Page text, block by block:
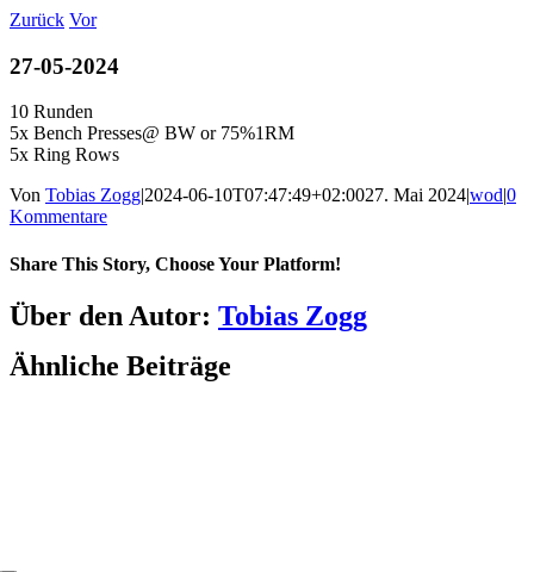
Zum
springen
Zurück Vor
27-05-2024
10 Runden
5x Bench Presses@ BW or 75%1RM
5x Ring Rows
Von Tobias Zogg|2024-06-10T07:47:49+02:0027. Mai 2024|wod|0
Kommentare
Share This Story, Choose Your Platform!
Facebook
LinkedIn
WhatsApp
Telegram
Tumblr
Pinterest
Vk
Xing
E-
Mail
Über den Autor: Tobias Zogg
Ähnliche Beiträge